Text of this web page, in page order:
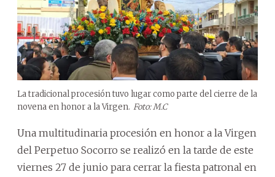
La tradicional procesión tuvo lugar como parte del cierre de la
novena en honor a la Virgen. Foto: M.C
Una multitudinaria procesión en honor a la Virgen
del Perpetuo Socorro se realizó en la tarde de este
viernes 27 de junio para cerrar la fiesta patronal en